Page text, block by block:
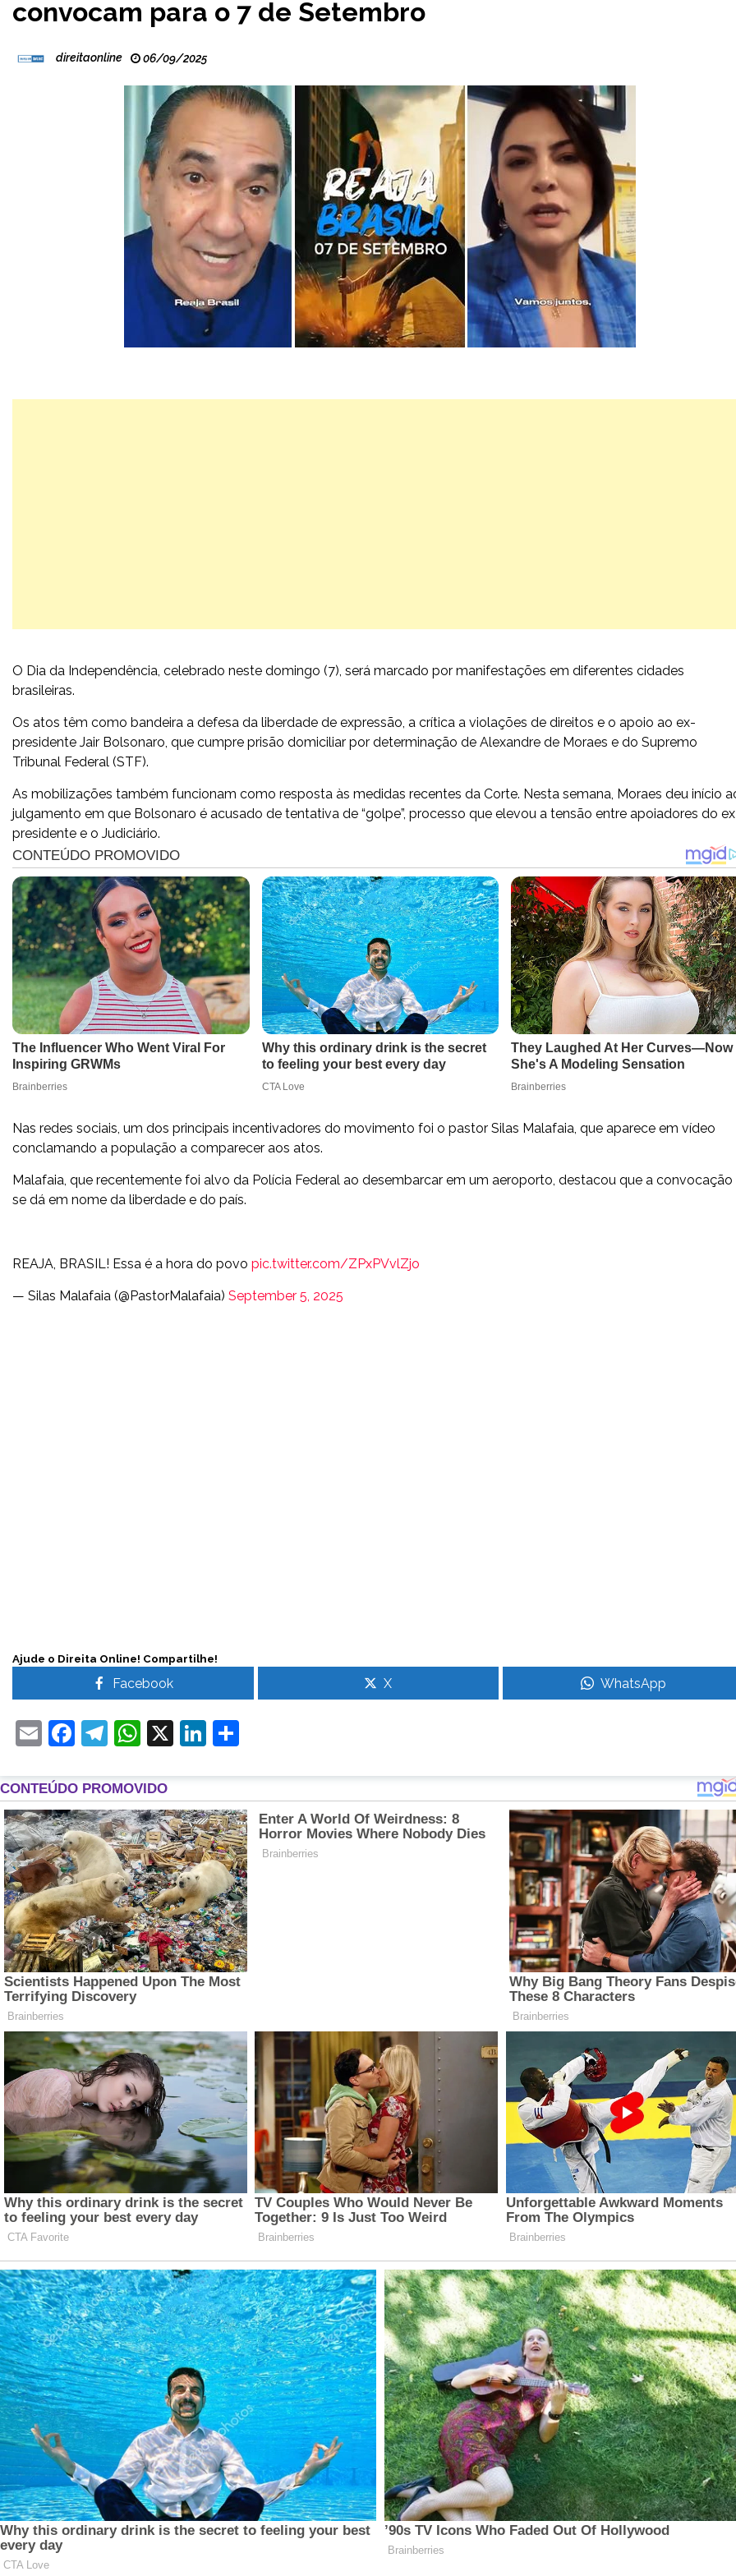
convocam para o 7 de Setembro
direitaonline 06/09/2025
O Dia da Independência, celebrado neste domingo (7), será marcado por manifestações em diferentes cidades
brasileiras.
Os atos têm como bandeira a defesa da liberdade de expressão, a crítica a violações de direitos e o apoio ao ex-
presidente Jair Bolsonaro, que cumpre prisão domiciliar por determinação de Alexandre de Moraes e do Supremo
Tribunal Federal (STF).
As mobilizações também funcionam como resposta às medidas recentes da Corte. Nesta semana, Moraes deu início
julgamento em que Bolsonaro é acusado de tentativa de “golpe”, processo que elevou a tensão entre apoiadores do
presidente e o Judiciário.
Nas redes sociais, um dos principais incentivadores do movimento foi o pastor Silas Malafaia, que aparece em vídeo
conclamando a população a comparecer aos atos.
Malafaia, que recentemente foi alvo da Polícia Federal ao desembarcar em um aeroporto, destacou que a convocação
se dá em nome da liberdade e do país.
REAJA, BRASIL! Essa é a hora do povo pic.twitter.com/ZPxPVvlZjo
— Silas Malafaia (@PastorMalafaia) September 5, 2025
Ajude o Direita Online! Compartilhe!
Facebook X WhatsApp
EmailFacebook
Telegram
WhatsApp
X LinkedIn